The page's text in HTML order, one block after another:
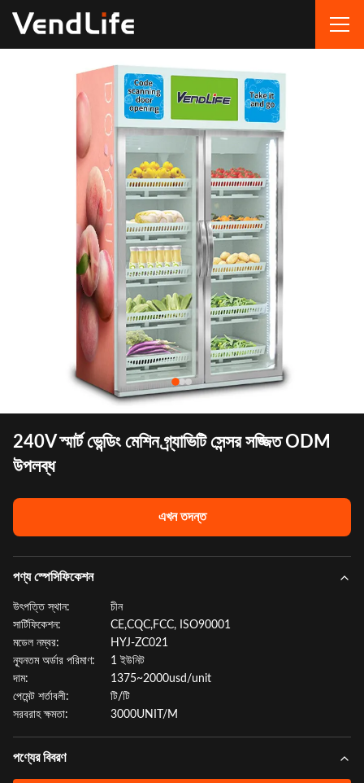
240V স্মার্ট ভেন্ডিং মেশিন গ্র্যাভিটি সেন্সর সজ্জিত ODM
উপলব্ধ
এখন তদন্ত
পণ্য স্পেসিফিকেশন
উৎপত্তি স্থান:
চীন
সার্টিফিকেশন:
CE,CQC,FCC, ISO90001
মডেল নম্বর:
HYJ-ZC021
ন্যূনতম অর্ডার পরিমাণ:
1 ইউনিট
দাম:
1375~2000usd/unit
পেমেন্ট শর্তাবলী:
টি/টি
সরবরাহ ক্ষমতা:
3000UNIT/M
পণ্যের বিবরণ